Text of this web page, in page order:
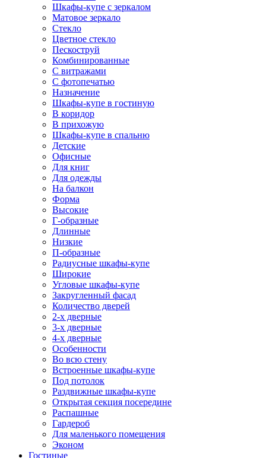
Шкафы-купе с зеркалом
Матовое зеркало
Стекло
Цветное стекло
Пескоструй
Комбинированные
С витражами
С фотопечатью
Назначение
Шкафы-купе в гостиную
В коридор
В прихожую
Шкафы-купе в спальню
Детские
Офисные
Для книг
Для одежды
На балкон
Форма
Высокие
Г-образные
Длинные
Низкие
П-образные
Радиусные шкафы-купе
Широкие
Угловые шкафы-купе
Закругленный фасад
Количество дверей
2-х дверные
3-х дверные
4-х дверные
Особенности
Во всю стену
Встроенные шкафы-купе
Под потолок
Раздвижные шкафы-купе
Открытая секция посередине
Распашные
Гардероб
Для маленького помещения
Эконом
Гостиные